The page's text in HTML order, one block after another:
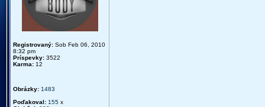
Registrovaný: Sob Feb 06, 2010
8:32 pm
Príspevky: 3522
Karma: 12
Obrázky: 1483
Poďakoval: 155 x